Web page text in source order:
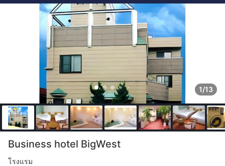
1/13
Business hotel BigWest
โรงแรม